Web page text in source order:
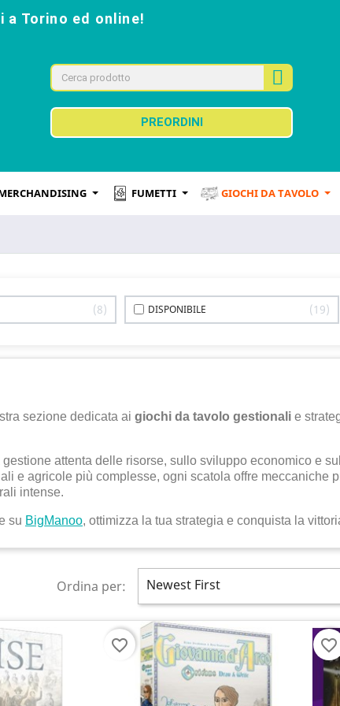
Torino ed online!
PREORDINI
FUMETTI GIOCHI DA TAVOLO
8 DISPONIBILE 19
sezione dedicata ai giochi da tavolo gestionali e
attenta delle risorse, sullo sviluppo economico e
e agricole più complesse, ogni scatola offre meccaniche
intense.
su BigManoo, ottimizza la tua strategia e conquista la
Ordina per: Newest First
favorite_border favorite_border